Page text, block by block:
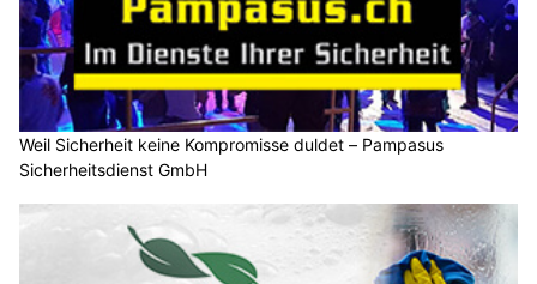
Weil Sicherheit keine Kompromisse duldet – Pampasus
Sicherheitsdienst GmbH